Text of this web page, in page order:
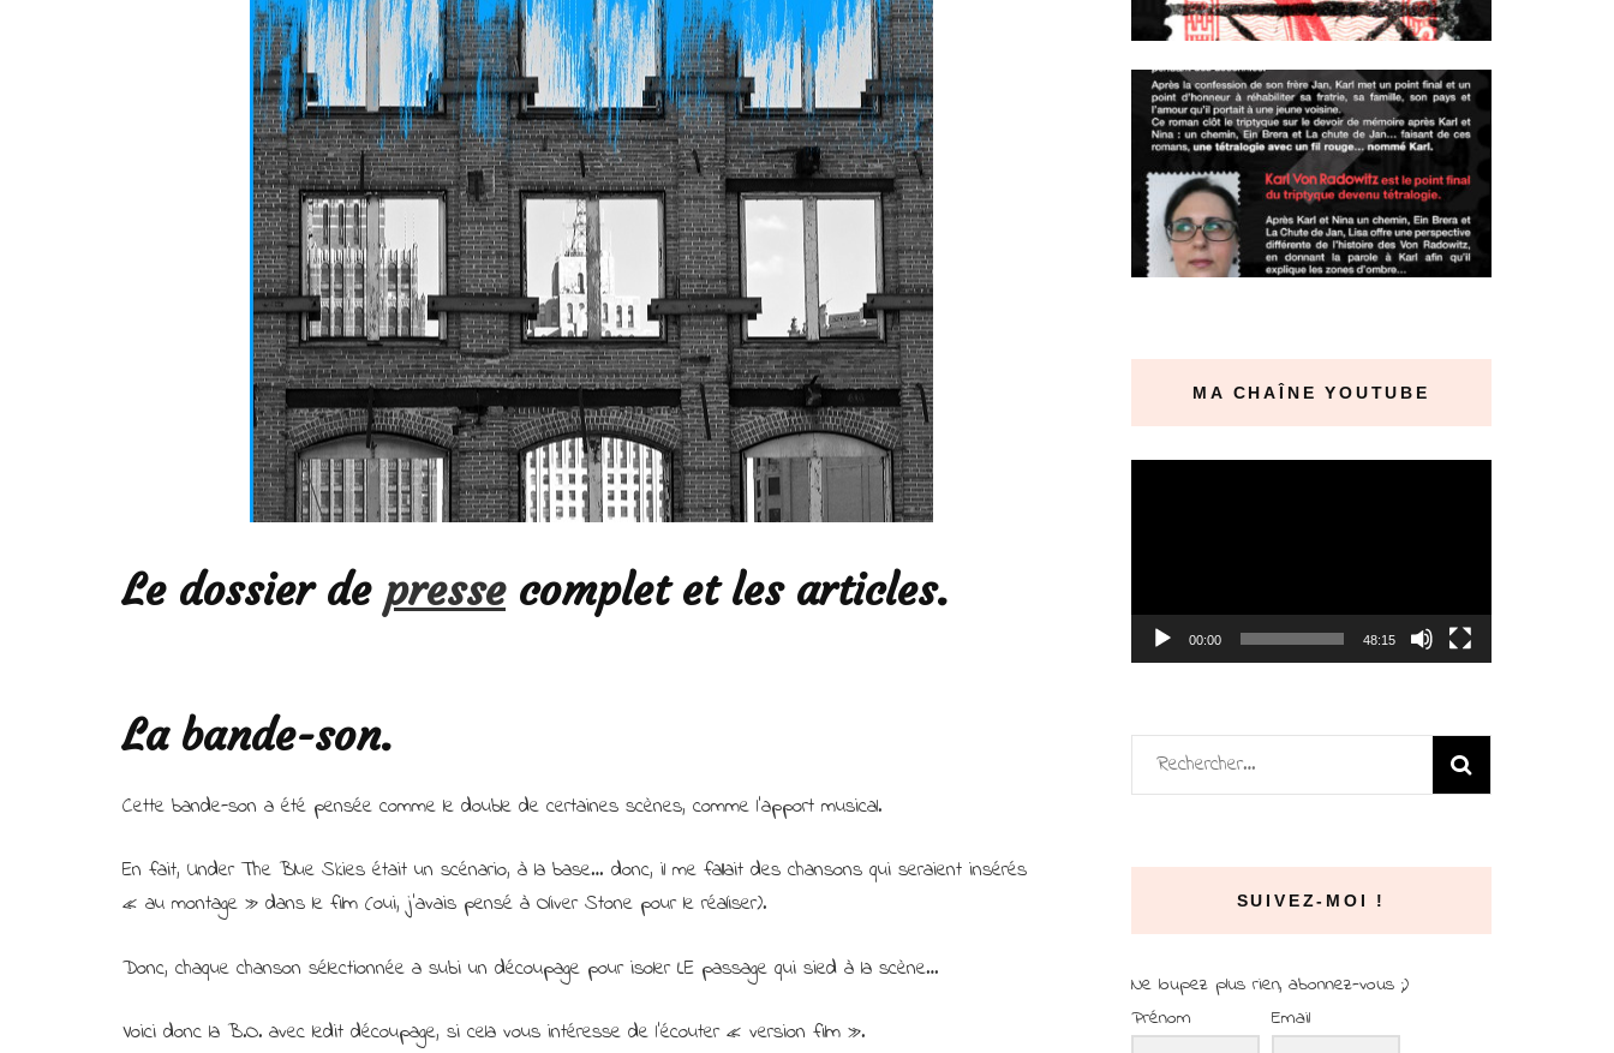
Le dossier de pressecomplet et les articles.
La bande-son.
Cette bande-son a été pensée comme le double de certaines scènes, comme l’apport musical.
En fait, Under The Blue Skies était un scénario, à la base… donc, il me fallait des chansons qui seraient insérés
« au montage » dans le film (oui, j’avais pensé à Oliver Stone pour le réaliser).
Donc, chaque chanson sélectionnée a subi un découpage pour isoler LE passage qui sied à la scène…
Voici donc la B.O. avec ledit découpage, si cela vous intéresse de l’écouter « version film ».
MA CHAÎNE YOUTUBE
00:00 48:15
Rechercher :
SUIVEZ-MOI !
Ne loupez plus rien, abonnez-vous ;)
Prénom
Email